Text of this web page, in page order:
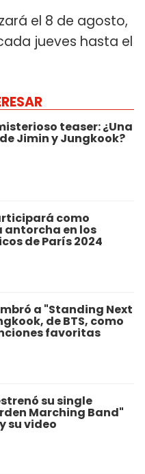
el 8 de agosto,
jueves hasta el
teaser: ¿Una
Jimin y Jungkook?
como
antorcha en los
de París 2024
a "Standing Next
de BTS, como
favoritas
su single
Marching Band"
su video